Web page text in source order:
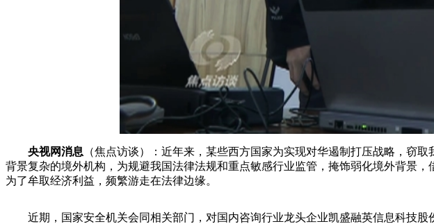
央视网消息 （焦点访谈）：近年来，某些西方国家为实现对华遏制打压战略，窃
背景复杂的境外机构，为规避我国法律法规和重点敏感行业监管，掩饰弱化境外背景
为了牟取经济利益，频繁游走在法律边缘。
近期，国家安全机关会同相关部门，对国内咨询行业龙头企业凯盛融英信息科技股